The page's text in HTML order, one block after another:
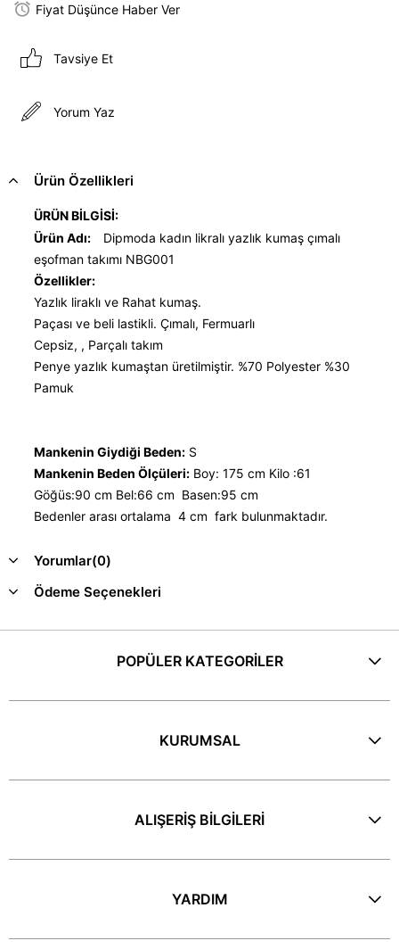
Fiyat Düşünce Haber Ver
Tavsiye Et
Yorum Yaz
Ürün Özellikleri
ÜRÜN BİLGİSİ:
Ürün Adı:
Dipmoda kadın likralı yazlık kumaş çımalı
eşofman takımı NBG001
Özellikler:
Yazlık liraklı ve Rahat kumaş.
Paçası ve beli lastikli. Çımalı, Fermuarlı
Cepsiz, , Parçalı takım
Penye yazlık kumaştan üretilmiştir. %70 Polyester %30
Pamuk
Mankenin Giydiği Beden: S
Mankenin Beden Ölçüleri: Boy: 175 cm Kilo :61
Göğüs:90 cm Bel:66 cm Basen:95 cm
Bedenler arası ortalama 4 cm fark bulunmaktadır.
Yorumlar(0)
Ödeme Seçenekleri
POPÜLER KATEGORİLER
KURUMSAL
ALIŞERİŞ BİLGİLERİ
YARDIM